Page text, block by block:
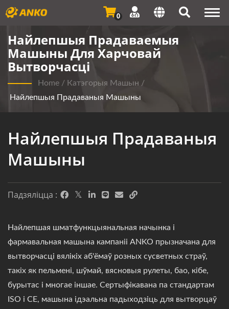
0
Найлепшыя Прадаваемыя
Машыны Для Харчовай
Вытворчасці
Home / Катэгорыя Машын /
Найлепшыя Прадаваныя Машыны
Найлепшыя Прадаваныя
Машыны
Падзяліцца :
Найлепшая шматфункцыянальная начынка і
фармавальная машына кампаніі ANKO прызначана для
вытворчасці вялікіх аб'ёмаў розных сусветных страў,
такіх як пельмені, шўмай, вясновыя рулеты, бао, кібе,
бурытас і многае іншае. Сертыфікавана па стандартам
ISO і CE, машына ідэальна падыходзіць для вытворцаў